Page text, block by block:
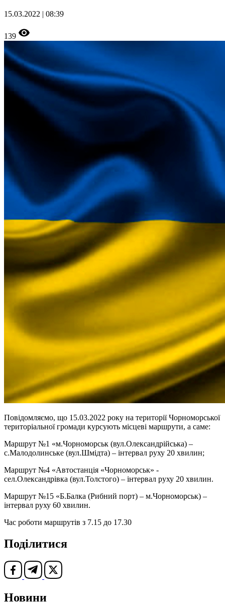
15.03.2022 | 08:39
139
Повідомляємо, що 15.03.2022 року на території Чорноморської
територіальної громади курсують місцеві маршрути, а саме:
Маршрут №1 «м.Чорноморськ (вул.Олександрійська) –
с.Малодолинське (вул.Шмідта) – інтервал руху 20 хвилин;
Маршрут №4 «Автостанція «Чорноморськ» -
сел.Олександрівка (вул.Толстого) – інтервал руху 20 хвилин.
Маршрут №15 «Б.Балка (Рибний порт) – м.Чорноморськ) –
інтервал руху 60 хвилин.
Час роботи маршрутів з 7.15 до 17.30
Поділитися
Новини